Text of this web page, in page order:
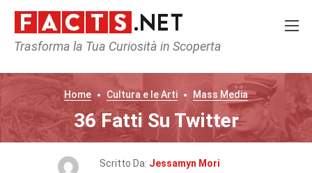
Trasforma la Tua Curiosità in Scoperta
Home Cultura e le Arti Mass Media
36 Fatti Su Twitter
Scritto Da: Jessamyn Mori